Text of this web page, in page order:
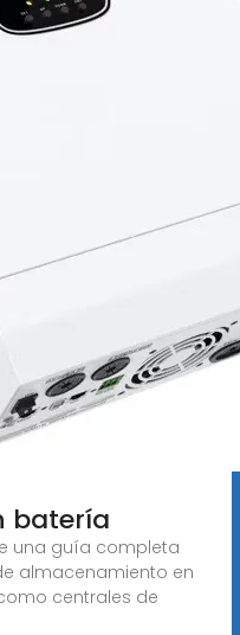
batería
una guía completa
almacenamiento en
centrales de